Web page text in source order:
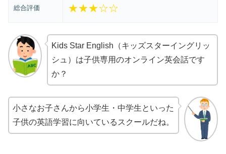
総合評価 ★★★☆☆
Kids Star English（キッズスターイングリッ
シュ）は子供専用のオンライン英会話です
か？
小さなお子さんから小学生・中学生といった
子供の英語学習に向いているスクールだね。